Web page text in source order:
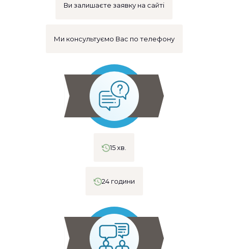
Ви залишаєте заявку на сайті
Ми консультуємо Вас по телефону
15 хв.
24 години